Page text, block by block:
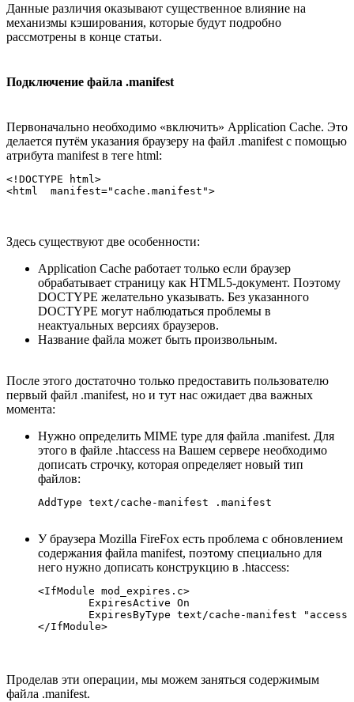
Данные различия оказывают существенное влияние на
механизмы кэширования, которые будут подробно
рассмотрены в конце статьи.
Подключение файла .manifest
Первоначально необходимо «включить» Application Cache. Это
делается путём указания браузеру на файл .manifest с помощью
атрибута manifest в теге html:
<!DOCTYPE html>
Здесь существуют две особенности:
Application Cache работает только если браузер
обрабатывает страницу как HTML5-документ. Поэтому
DOCTYPE желательно указывать. Без указанного
DOCTYPE могут наблюдаться проблемы в
неактуальных версиях браузеров.
Название файла может быть произвольным.
После этого достаточно только предоставить пользователю
первый файл .manifest, но и тут нас ожидает два важных
момента:
Нужно определить MIME type для файла .manifest. Для
этого в файле .htaccess на Вашем сервере необходимо
дописать строчку, которая определяет новый тип
файлов:
У браузера Mozilla FireFox есть проблема с обновлением
содержания файла manifest, поэтому специально для
него нужно дописать конструкцию в .htaccess:
<IfModule mod_expires.c>
Проделав эти операции, мы можем заняться содержимым
файла .manifest.